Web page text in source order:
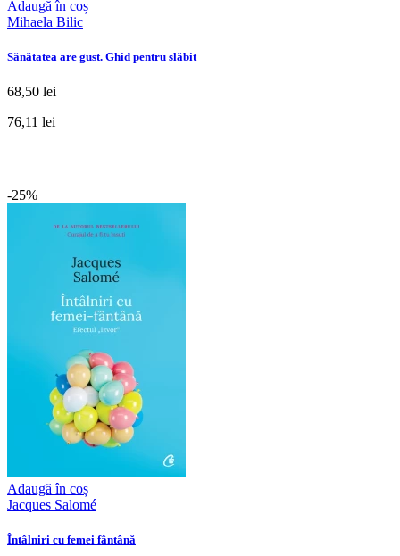
Adaugă în coș
Mihaela Bilic
Sănătatea are gust. Ghid pentru slăbit
68,50 lei
76,11 lei
-25%
Adaugă în coș
Jacques Salomé
Întâlniri cu femei fântână